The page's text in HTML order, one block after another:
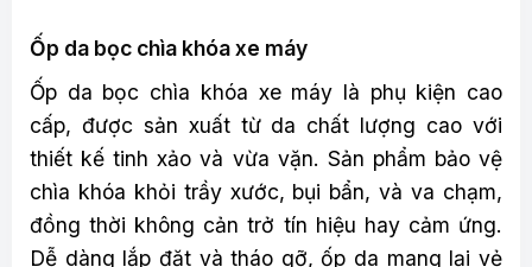
Ốp da bọc chìa khóa xe máy
Ốp da bọc chìa khóa xe máy là phụ kiện cao
cấp, được sản xuất từ da chất lượng cao với
thiết kế tinh xảo và vừa vặn. Sản phẩm bảo vệ
chìa khóa khỏi trầy xước, bụi bẩn, và va chạm,
đồng thời không cản trở tín hiệu hay cảm ứng.
Dễ dàng lắp đặt và tháo gỡ, ốp da mang lại vẻ